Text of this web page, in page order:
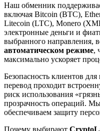
Наш обменник
включая Bitcoin (BTC),
Litecoin (LTC), Monero
электронные деньги и
выбранного направления,
автоматическом режиме,
максимально ускоряет
Безопасность клиентов
перевод проходит
риск использования
прозрачность операций.
обеспечиваем защиту
Почему выбирают